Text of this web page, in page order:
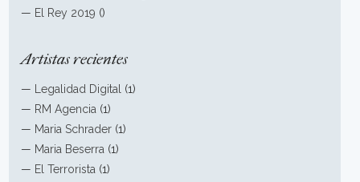
— El Rey 2019 ()
Artistas recientes
— Legalidad Digital
(1)
— RM Agencia (1)
— Maria Schrader (1)
— Maria Beserra (1)
— El Terrorista (1)